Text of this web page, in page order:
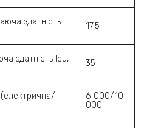
здатність
17.5
здатність Icu,
35
(електрична/
6 000/10
000